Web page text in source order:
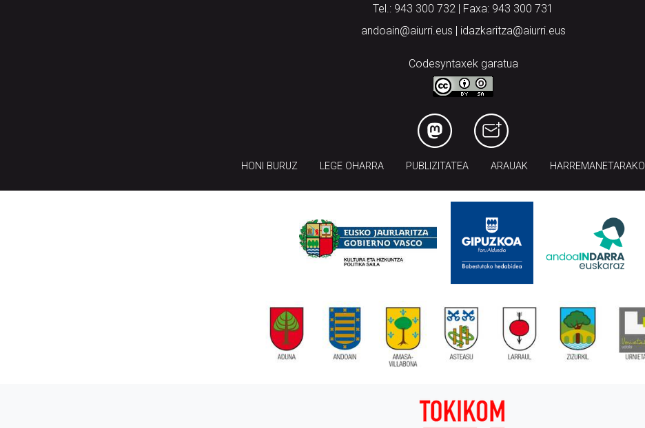
Tel.: 943 300 732 | Faxa: 943 300 731
andoain@aiurri.eus | idazkaritza@aiurri.eus
Codesyntaxek garatua
HONI BURUZ LEGE OHARRA PUBLIZITATEA ARAUAK HARREMANETARAKO